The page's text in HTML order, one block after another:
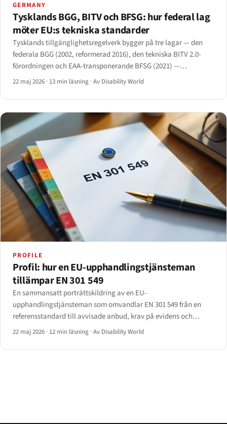
GERMANY
Tysklands BGG, BITV och BFSG: hur federal lag
möter EU:s tekniska standarder
Tysklands tillgänglighetsregelverk bygger på tre lagar — den
federala BGG (2002, reformerad 2016), den tekniska BITV 2.0-
förordningen och EAA-transponerande BFSG (2021) —
kompletterade av sexton delstatslagstiftningar och BAFA:s
22 maj 2026 · 13 min läsning ·Av Disability World
PROFILE
Profil: hur en EU-upphandlingstjänsteman
tillämpar EN 301 549
En sammansatt porträttskildring av en EU-
upphandlingstjänsteman som omvandlar EN 301 549 från en
referensstandard till avvisade anbud, krav på evidens och
efterhandsvillkor. Baserad på intervjuer med sju tjänstemän i
22 maj 2026 · 12 min läsning ·Av Disability World